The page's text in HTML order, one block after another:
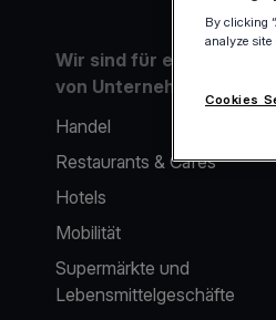
Wir sind für eine Reihe
von Unternehmen da
Handel
Restaurants & Cafés
Hotels
Mobilität
Supermärkte und
Lebensmittelgeschäfte
By clicking
analyze
Cookies